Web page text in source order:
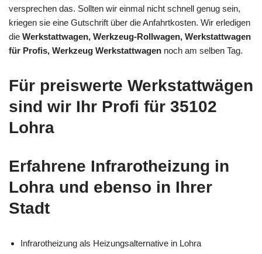
versprechen das. Sollten wir einmal nicht schnell genug sein,
kriegen sie eine Gutschrift über die Anfahrtkosten. Wir erledigen
die Werkstattwagen, Werkzeug-Rollwagen, Werkstattwagen
für Profis, Werkzeug Werkstattwagen noch am selben Tag.
Für preiswerte Werkstattwägen
sind wir Ihr Profi für 35102
Lohra
Erfahrene Infrarotheizung in
Lohra und ebenso in Ihrer
Stadt
Infrarotheizung als Heizungsalternative in Lohra